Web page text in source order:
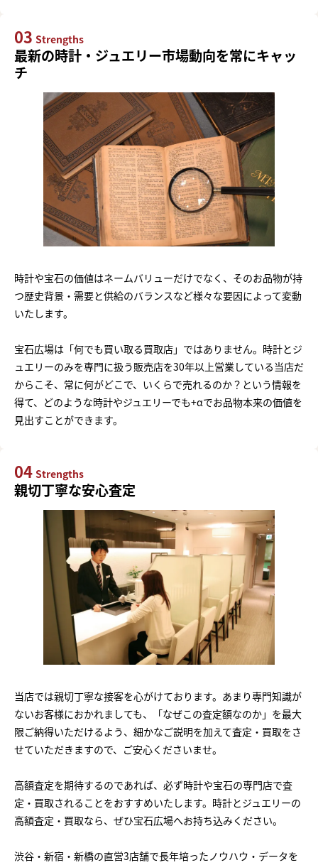
03 Strengths
最新の時計・ジュエリー市場動向を常にキャッ
チ
時計や宝石の価値はネームバリューだけでなく、そのお品物が持
つ歴史背景・需要と供給のバランスなど様々な要因によって変動
いたします。
宝石広場は「何でも買い取る買取店」ではありません。時計とジ
ュエリーのみを専門に扱う販売店を30年以上営業している当店だ
からこそ、常に何がどこで、いくらで売れるのか？という情報を
得て、どのような時計やジュエリーでも+αでお品物本来の価値を
見出すことができます。
04 Strengths
親切丁寧な安心査定
当店では親切丁寧な接客を心がけております。あまり専門知識が
ないお客様におかれましても、「なぜこの査定額なのか」を最大
限ご納得いただけるよう、細かなご説明を加えて査定・買取をさ
せていただきますので、ご安心くださいませ。
高額査定を期待するのであれば、必ず時計や宝石の専門店で査
定・買取されることをおすすめいたします。時計とジュエリーの
高額査定・買取なら、ぜひ宝石広場へお持ち込みください。
渋谷・新宿・新橋の直営3店舗で長年培ったノウハウ・データを